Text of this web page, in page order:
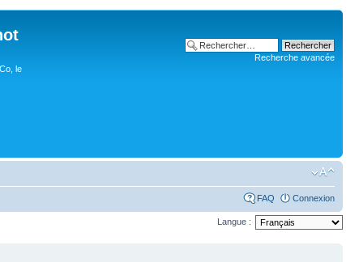
le
Recherche avancée
FAQ Connexion
Langue :